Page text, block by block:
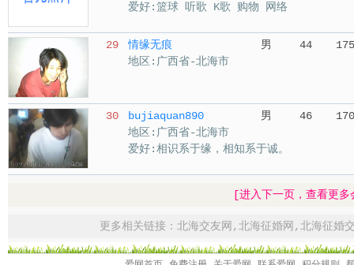
爱好:篮球 听歌 K歌 购物 网络
29 情缘无痕 男 44
175
地区:广西省-北海市
30 bujiaquan890 男 46
170
地区:广西省-北海市
爱好:相识系于缘，相知系于诚。
[进入下一页，查看更
更多相关链接： 北海交友网 , 北海征婚网 , 北海征婚